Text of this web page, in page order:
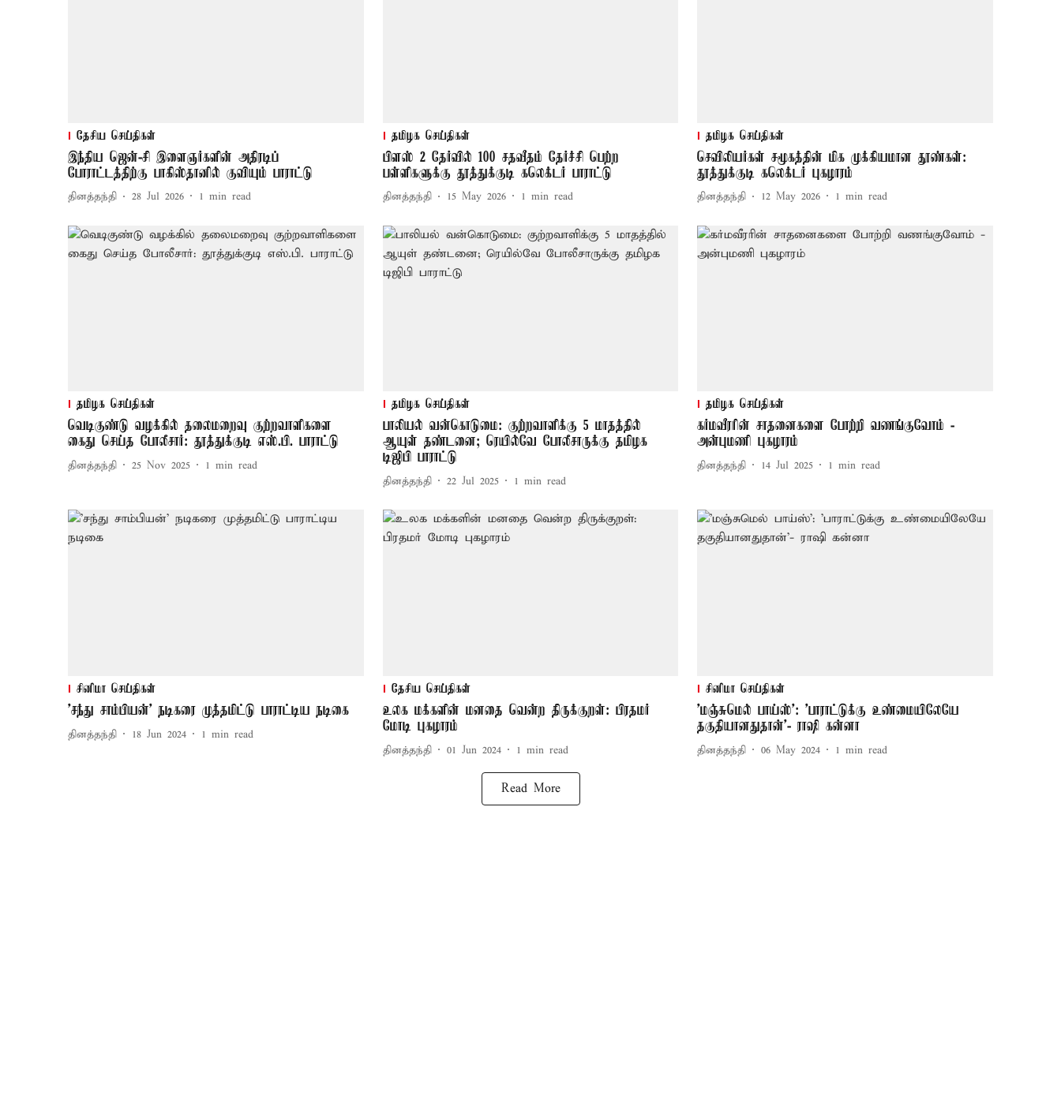
தேசிய செய்திகள்
இந்திய ஜென்-சி இளைஞர்களின் அதிரடிப்
போராட்டத்திற்கு பாகிஸ்தானில் குவியும் பாராட்டு
தினத்தந்தி 28 Jul 2026 1 min read
தமிழக செய்திகள்
பிளஸ் 2 தேர்வில் 100 சதவீதம் தேர்ச்சி பெற்ற
பள்ளிகளுக்கு தூத்துக்குடி கலெக்டர் பாராட்டு
தினத்தந்தி 15 May 2026 1 min read
தமிழக செய்திகள்
செவிலியர்கள் சமூகத்தின் மிக முக்கியமான தூண்கள்:
தூத்துக்குடி கலெக்டர் புகழாரம்
தினத்தந்தி 12 May 2026 1 min read
தமிழக செய்திகள்
வெடிகுண்டு வழக்கில் தலைமறைவு குற்றவாளிகளை
கைது செய்த போலீசார்: தூத்துக்குடி எஸ்.பி. பாராட்டு
தினத்தந்தி 25 Nov 2025 1 min read
தமிழக செய்திகள்
பாலியல் வன்கொடுமை: குற்றவாளிக்கு 5 மாதத்தில்
ஆயுள் தண்டனை; ரெயில்வே போலீசாருக்கு தமிழக
டிஜிபி பாராட்டு
தினத்தந்தி 22 Jul 2025 1 min read
தமிழக செய்திகள்
கர்மவீரரின் சாதனைகளை போற்றி வணங்குவோம் -
அன்புமணி புகழாரம்
தினத்தந்தி 14 Jul 2025 1 min read
சினிமா செய்திகள்
'சந்து சாம்பியன்' நடிகரை முத்தமிட்டு பாராட்டிய நடிகை
தினத்தந்தி 18 Jun 2024 1 min read
தேசிய செய்திகள்
உலக மக்களின் மனதை வென்ற திருக்குறள்: பிரதமர்
மோடி புகழாரம்
தினத்தந்தி 01 Jun 2024 1 min read
சினிமா செய்திகள்
'மஞ்சுமெல் பாய்ஸ்': 'பாராட்டுக்கு உண்மையிலேயே
தகுதியானதுதான்'- ராஷி கன்னா
தினத்தந்தி 06 May 2024 1 min read
Read More